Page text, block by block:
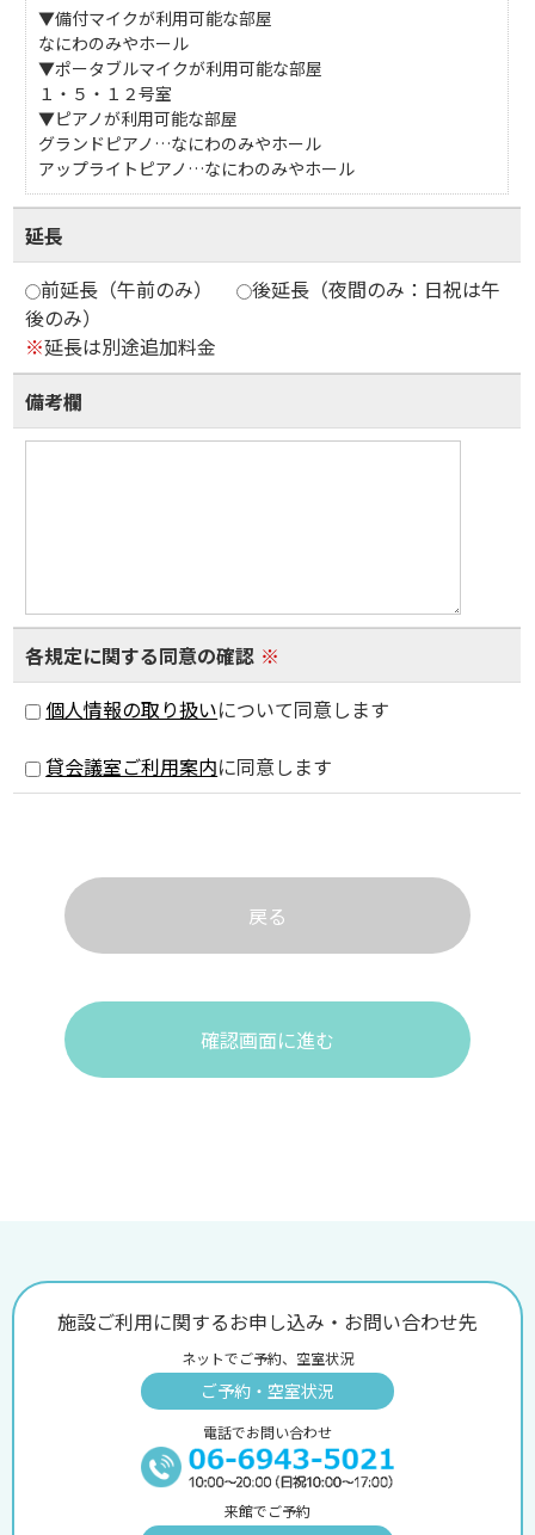
▼備付マイクが利用可能な部屋
なにわのみやホール
▼ポータブルマイクが利用可能な部屋
１・５・１２号室
▼ピアノが利用可能な部屋
グランドピアノ…なにわのみやホール
アップライトピアノ…なにわのみやホール
延長
前延長（午前のみ）
後延長（夜間のみ：日祝は午
後のみ）
※延長は別途追加料金
備考欄
各規定に関する同意の確認 ※
個人情報の取り扱いについて同意します
貸会議室ご利用案内に同意します
戻る
確認画面に進む
施設ご利用に関するお申し込み・お問い合わせ先
ネットでご予約、空室状況
ご予約・空室状況
電話でお問い合わせ
来館でご予約